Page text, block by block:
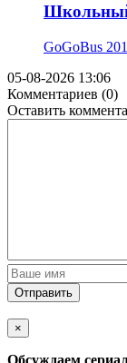
Школьный
GoGoBus
05-08-2026 13:06
Комментариев (0)
Оставить
Отправить
×
Обсуждаем